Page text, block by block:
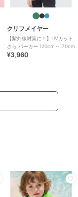
クリフメイヤー
【紫外線対策に！】UVカット
さら パーカー 120cm～170cm
¥3,960